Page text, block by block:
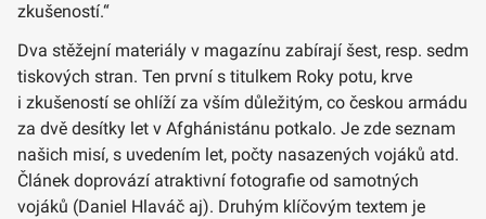
zkušeností.“
Dva stěžejní materiály v magazínu zabírají šest, resp. sedm
tiskových stran. Ten první s titulkem Roky potu, krve
i zkušeností se ohlíží za vším důležitým, co českou armádu
za dvě desítky let v Afghánistánu potkalo. Je zde seznam
našich misí, s uvedením let, počty nasazených vojáků atd.
Článek doprovází atraktivní fotografie od samotných
vojáků (Daniel Hlaváč aj). Druhým klíčovým textem je